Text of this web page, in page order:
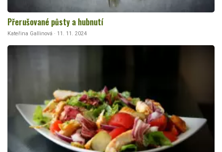
Přerušované půsty a hubnutí
Kateřina Gallinová · 11. 11. 2024